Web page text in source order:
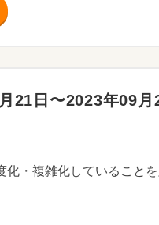
21日〜2023年09月